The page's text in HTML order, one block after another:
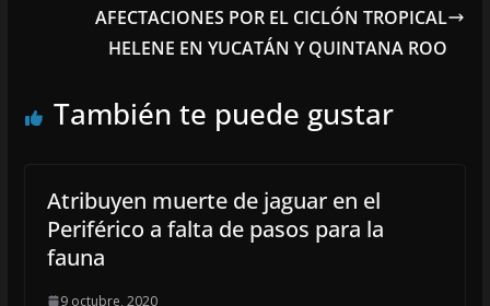
AFECTACIONES POR EL CICLÓN TROPICAL
HELENE EN YUCATÁN Y QUINTANA ROO
También te puede gustar
Atribuyen muerte de jaguar en el
Periférico a falta de pasos para la
fauna
9 octubre, 2020